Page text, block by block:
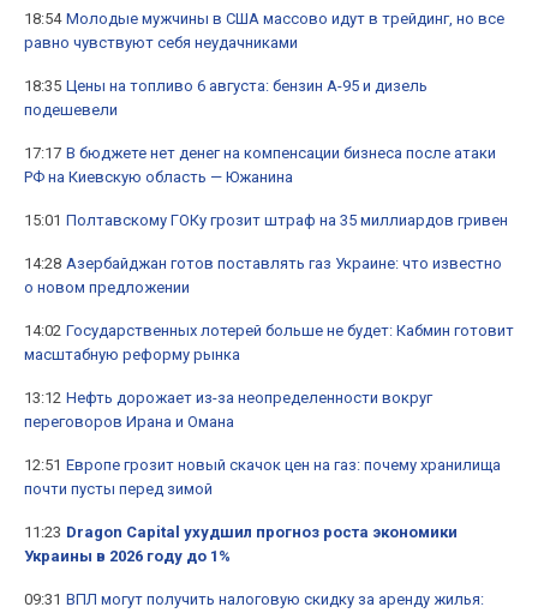
18:54 Молодые мужчины в США массово идут в трейдинг, но все
равно чувствуют себя неудачниками
18:35 Цены на топливо 6 августа: бензин А-95 и дизель
подешевели
17:17 В бюджете нет денег на компенсации бизнеса после атаки
РФ на Киевскую область — Южанина
15:01 Полтавскому ГОКу грозит штраф на 35 миллиардов гривен
14:28 Азербайджан готов поставлять газ Украине: что известно
о новом предложении
14:02 Государственных лотерей больше не будет: Кабмин готовит
масштабную реформу рынка
13:12 Нефть дорожает из-за неопределенности вокруг
переговоров Ирана и Омана
12:51 Европе грозит новый скачок цен на газ: почему хранилища
почти пусты перед зимой
11:23 Dragon Capital ухудшил прогноз роста экономики
Украины в 2026 году до 1%
09:31 ВПЛ могут получить налоговую скидку за аренду жилья: